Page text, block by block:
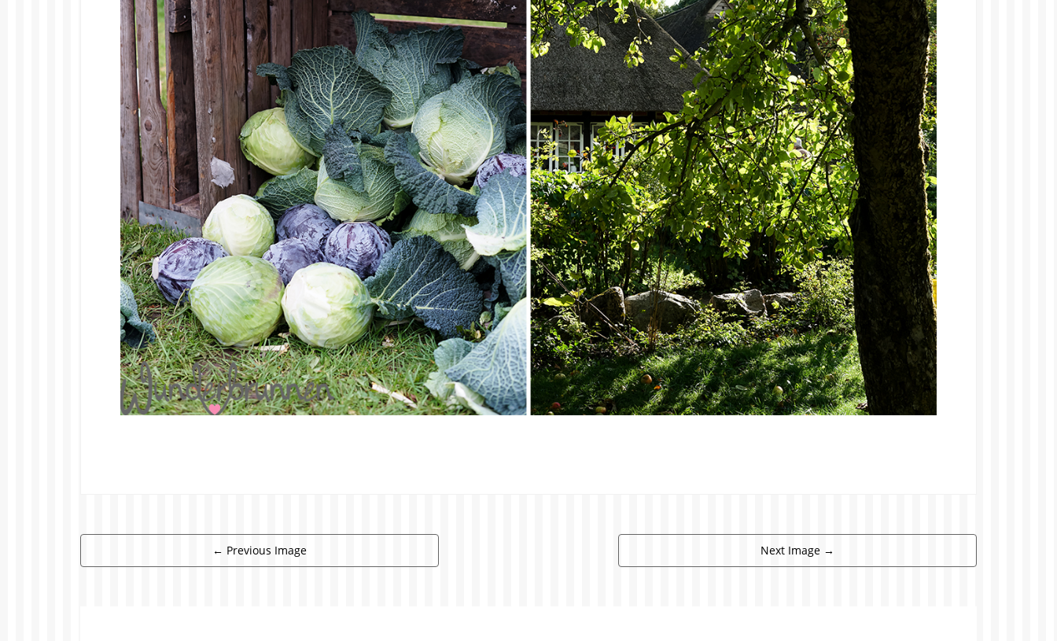
← Previous Image Next Image →